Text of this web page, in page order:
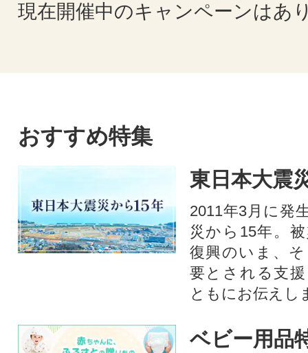
現在開催中のキャンペーンはあ
おすすめ特集
東日本大震
2011年3月に発
災から15年。
復興のいま、
要とされる支
ともにお伝えし
ベビー用品